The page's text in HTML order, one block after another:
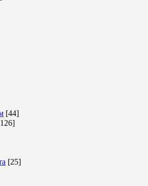
[44]
[25]